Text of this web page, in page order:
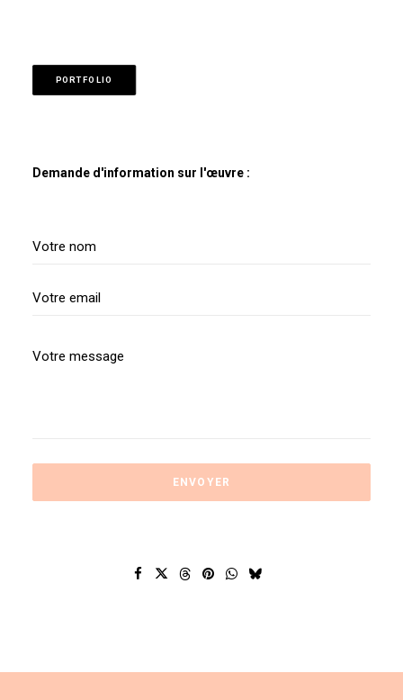
PORTFOLIO
Demande d'information sur l'œuvre :